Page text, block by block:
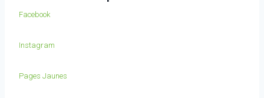
Facebook
Instagram
Pages Jaunes